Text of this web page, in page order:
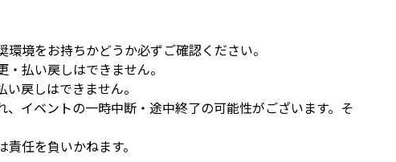
境をお持ちかどうか必ずご確認ください。
払い戻しはできません。
戻しはできません。
イベントの一時中断・途中終了の可能性がございます。そ
任を負いかねます。